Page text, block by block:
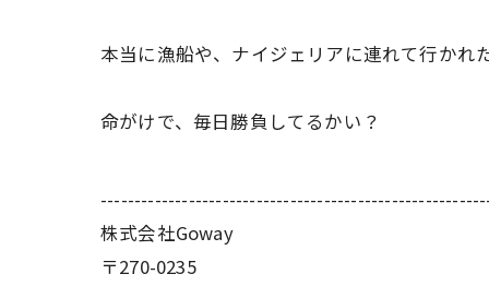
本当に漁船や、ナイジェリアに連れて行かれ
命がけで、毎日勝負してるかい？
株式会社Goway
〒270-0235